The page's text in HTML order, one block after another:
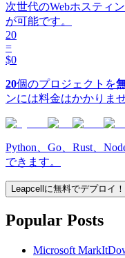
次世代のWebホスティ
が可能です。
20
=
$0
20個のプロジェクトを
ンには料金はかかりませ
Python、Go、Rust、
できます。
Leapcellに無料でデプロイ！
Popular Posts
Microsoft